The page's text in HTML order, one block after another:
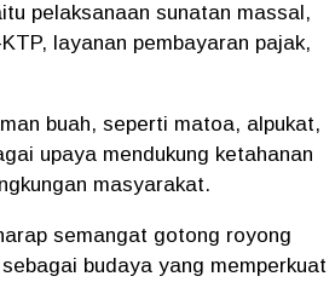
pelaksanaan sunatan massal,
layanan pembayaran pajak,
buah, seperti matoa, alpukat,
upaya mendukung ketahanan
masyarakat.
semangat gotong royong
budaya yang memperkuat